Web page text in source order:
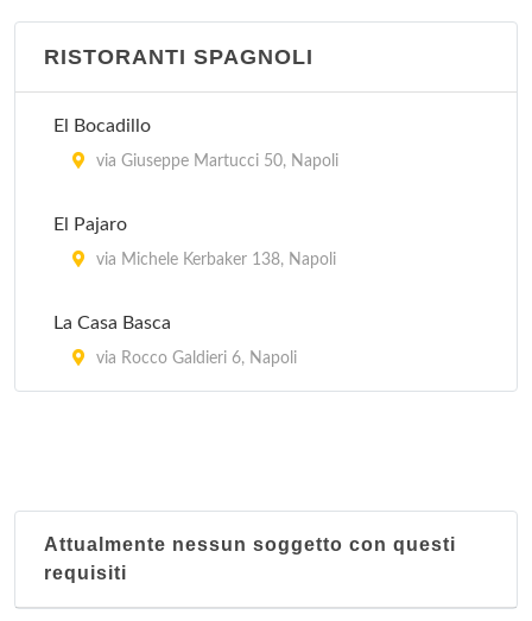
RISTORANTI SPAGNOLI
El Bocadillo
via Giuseppe Martucci 50, Napoli
El Pajaro
via Michele Kerbaker 138, Napoli
La Casa Basca
via Rocco Galdieri 6, Napoli
Attualmente nessun soggetto con questi
requisiti